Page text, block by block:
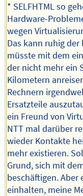
* SELFHTML so
Hardware-
wegen
Das kann ruhig der
müsste mit dem
der nicht mehr ein
Kilometern
Rechnern
Ersatzteile
ein Freund von
NTT mal darüber
wieder Kontakte
mehr existieren.
Grund, sich mit
beschäftigen. Aber
einhalten, meine